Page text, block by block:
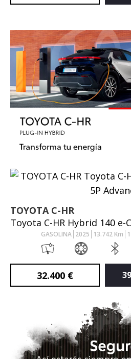
TOYOTA C-HR
GASOLINA 2025 13.742Km
32.400 €